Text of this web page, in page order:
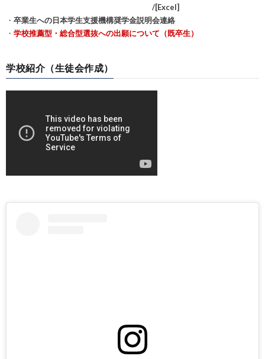
/[Excel]
・ 卒業生への日本学生支援機構奨学金説明会連絡
・ 学校推薦型・総合型選抜への出願について（既卒生）
学校紹介（生徒会作成）